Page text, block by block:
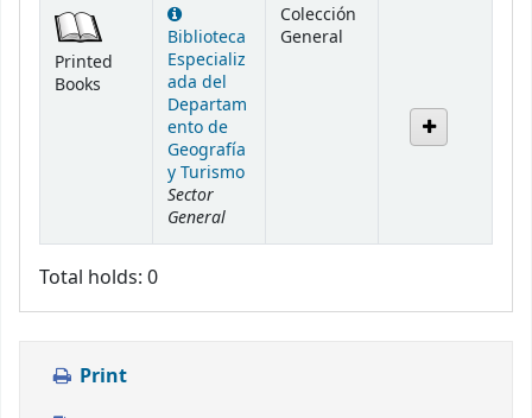
Printed
Books
Biblioteca
Especializ
ada del
Departam
ento de
Geografía
y Turismo
Sector
General
Colección
General
Total holds: 0
Print